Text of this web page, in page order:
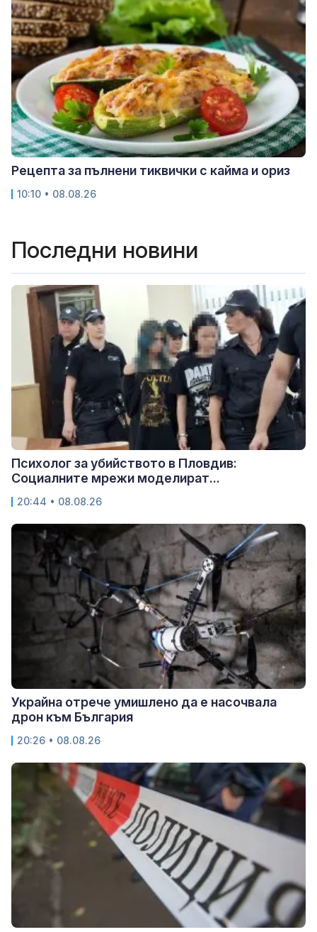
Рецепта за пълнени тиквички с кайма и ориз
10:10 • 08.08.26
Последни новини
Психолог за убийството в Пловдив:
Социалните мрежи моделират...
20:44 • 08.08.26
Украйна отрече умишлено да е насочвала
дрон към България
20:26 • 08.08.26